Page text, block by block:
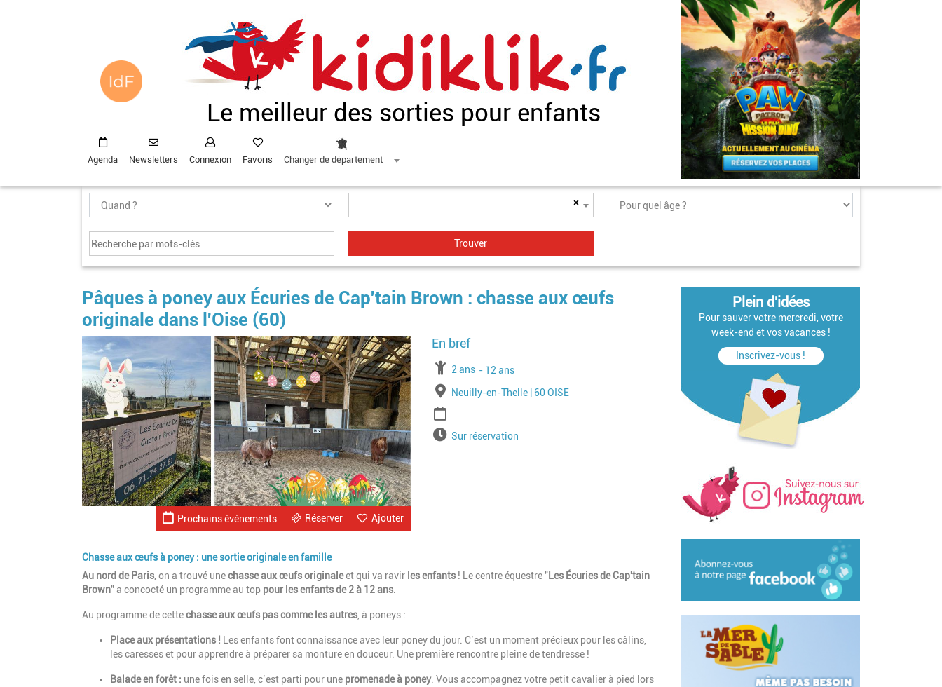
Le meilleur des sorties pour enfants
Agenda Newsletters Connexion Favoris Changer de département
×
Pâques à poney aux Écuries de Cap'tain Brown : chasse aux œufs
originale dans l'Oise (60)
Image
Ajouter
Réserver
Prochains événements
À partir de
2 ans Jusqu'à l'age de
12 ans
Lieu
Neuilly-en-Thelle | 60 OISE
HorairesSur réservation
Chasse aux œufs à poney : une sortie originale en famille
Au nord de Paris , on a trouvé unechasse aux œufsoriginaleet qui va ravir les enfants ! Le centre équestre "Les Écuries de Cap'tain
Brown" a concocté un programme au top pour les enfants de 2 à 12 ans
Au programme de cettechasse aux œufs pas comme les autres , à poneys :
Place aux présentations !
Les enfants font connaissance avec leur poney du jour. C’est un moment précieux pour les câlins,
les caresses et pour apprendre à préparer sa monture en douceur. Une première rencontre pleine de tendresse !
Balade en forêt : une fois en selle, c’est parti pour une promenade à poney. Vous accompagnez votre petit cavalier à pied lors
Plein d'idées
Pour sauver votre mercredi, votre
week-end et vos vacances !
Inscrivez-vous !